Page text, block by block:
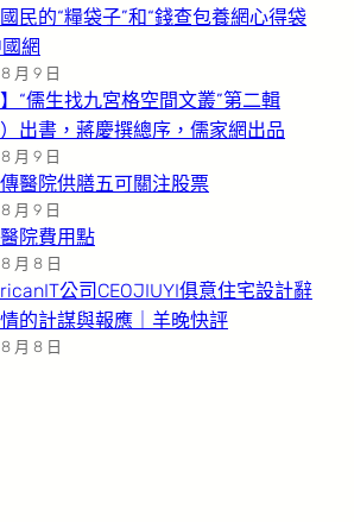
民的“糧袋子”和“錢查包養網心得袋
網
月 9 日
】“儒生找九宮格空間文叢”第二輯
）出書，蔣慶撰總序，儒家網出品
月 9 日
醫院供膳五可關注股票
月 9 日
院費用點
月 8 日
公司CEOJIUYI俱意住宅設計辭
的計謀與報應｜羊晚快評
月 8 日